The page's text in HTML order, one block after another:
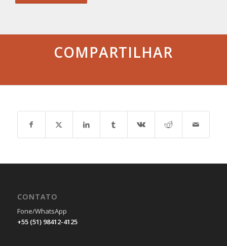
COMPARTILHAR
CONTATO
Fone/WhatsApp
+55 (51) 98412-4125